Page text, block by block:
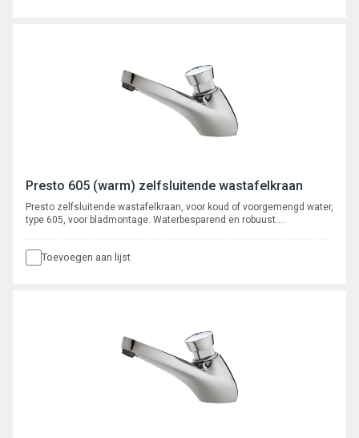
Presto 605 (warm) zelfsluitende wastafelkraan
Presto zelfsluitende wastafelkraan, voor koud of voorgemengd water,
type 605, voor bladmontage. Waterbesparend en robuust.
Toevoegen aan lijst